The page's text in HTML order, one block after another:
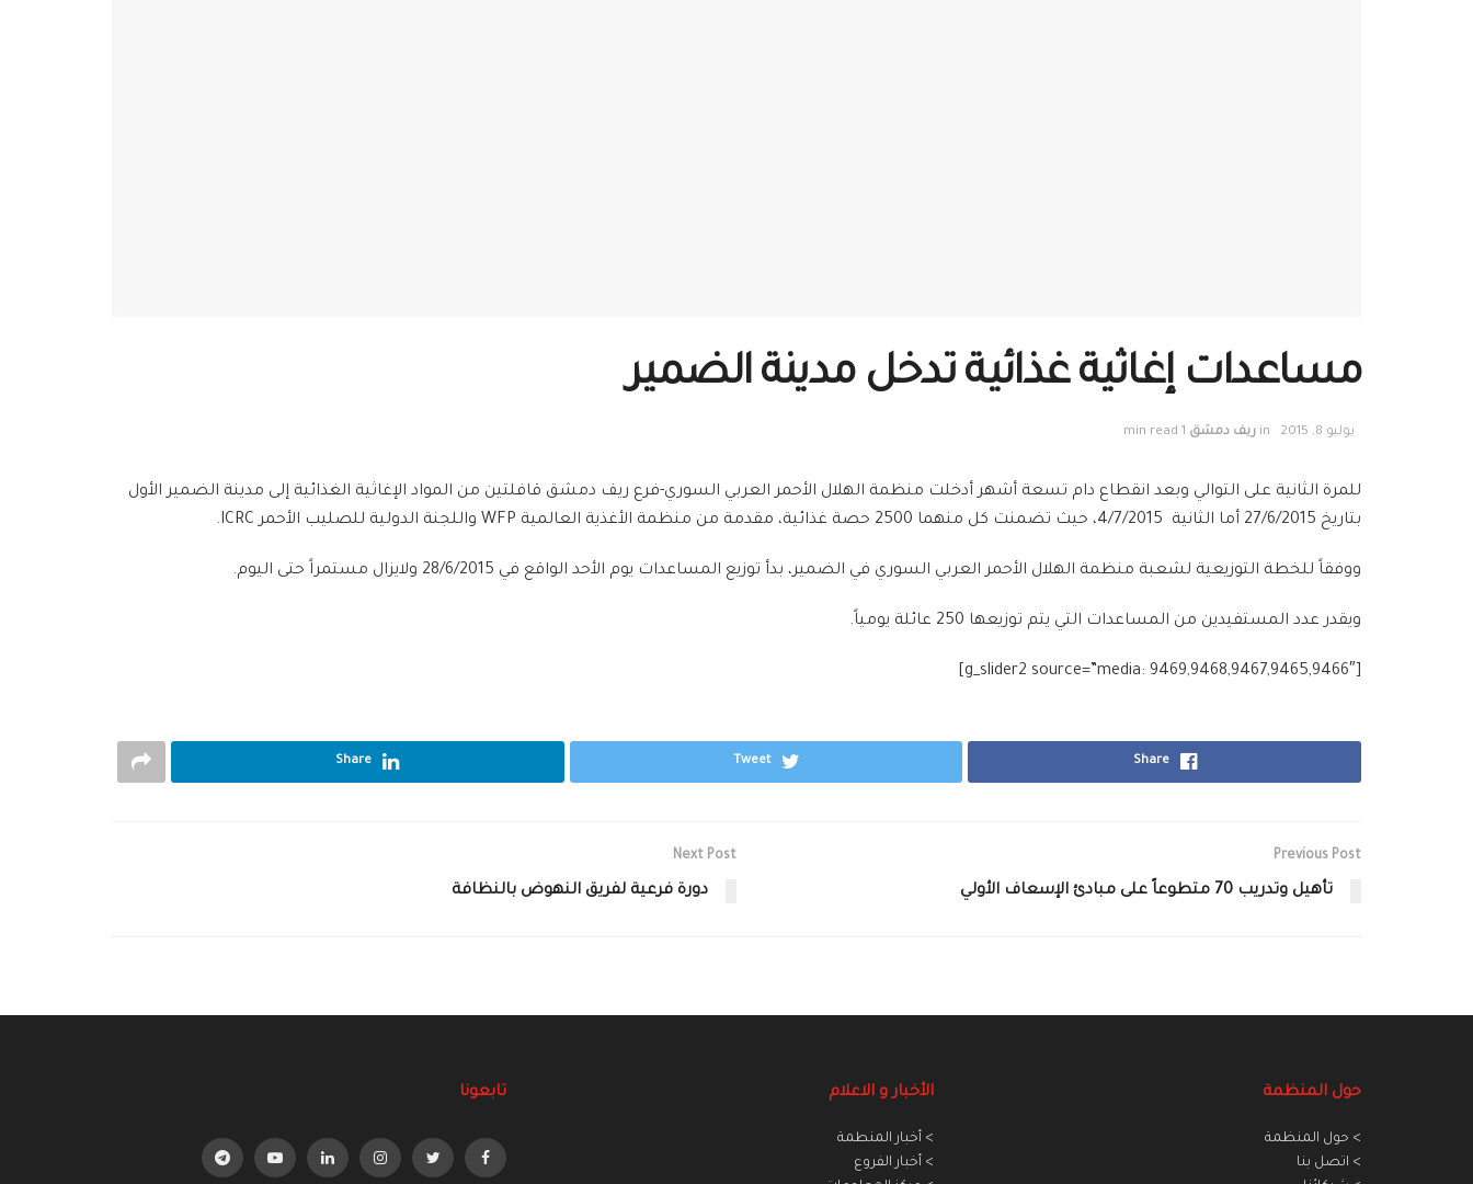
مساعدات إغاثية غذائية تدخل مدينة الضمير
يوليو 8, 2015 in ريف دمشق 1 min read
للمرة الثانية على التوالي وبعد انقطاع دام تسعة أشهر أدخلت منظمة الهلال الأحمر العربي السوري-فرع ريف دمشق قافلتين من المواد الإغاثية الغذائية إلى مدينة الضمير الأول
بتاريخ 27/6/2015 أما الثانية 4/7/2015، حيث تضمنت كل منهما 2500 حصة غذائية، مقدمة من منظمة الأغذية العالمية WFP واللجنة الدولية للصليب الأحمر ICRC.
ووفقاً للخطة التوزيعية لشعبة منظمة الهلال الأحمر العربي السوري في الضمير، بدأ توزيع المساعدات يوم الأحد الواقع في 28/6/2015 ولايزال مستمراً حتى اليوم.
ويقدر عدد المستفيدين من المساعدات التي يتم توزيعها 250 عائلة يومياً.
[g_slider2 source=”media: 9469,9468,9467,9465,9466″]
Share
Tweet
Share
Previous Post
تأهيل وتدريب 70 متطوعاً على مبادئ الإسعاف الأولي
Next Post
دورة فرعية لفريق النهوض بالنظافة
حول المنظمة
> حول المنظمة
> اتصل بنا
الأخبار و الاعلام
> أخبار المنطمة
> أخبار الفروع
تابعونا